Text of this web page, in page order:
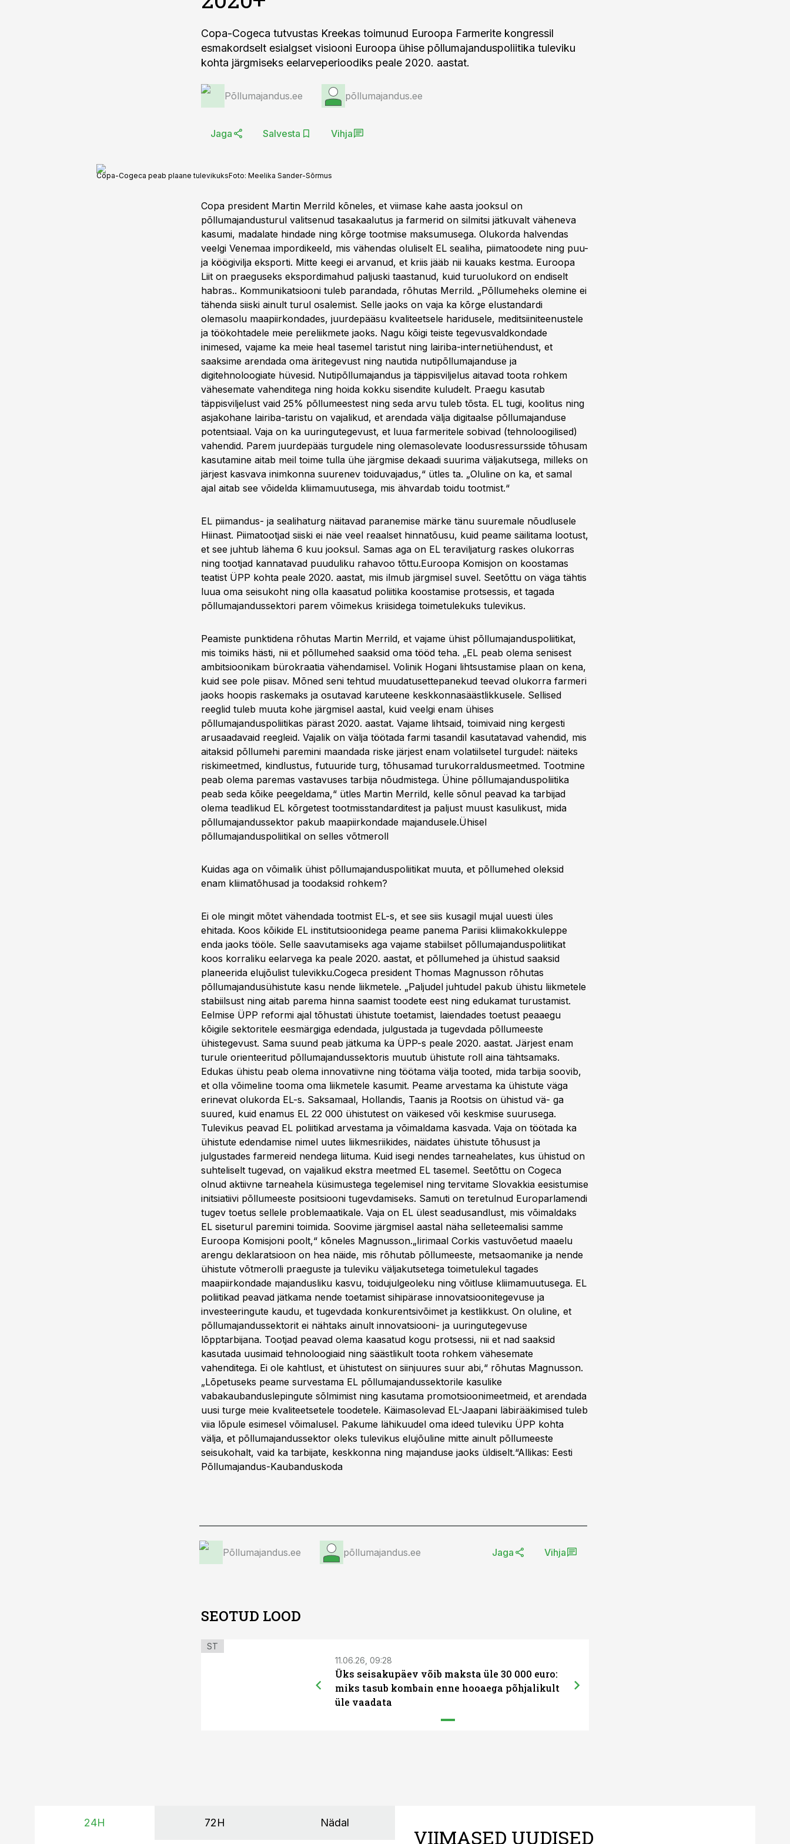
Copa-Cogeca tutvustas Kreekas toimunud Euroopa Farmerite kongressil
esmakordselt esialgset visiooni Euroopa ühise põllumajanduspoliitika tuleviku
kohta järgmiseks eelarveperioodiks peale 2020. aastat.
Põllumajandus.ee põllumajandus.ee
Jaga Salvesta Vihja
Copa-Cogeca peab plaane tulevikuksFoto: Meelika Sander-Sõrmus
Copa president Martin Merrild kõneles, et viimase kahe aasta jooksul on
põllumajandusturul valitsenud tasakaalutus ja farmerid on silmitsi jätkuvalt väheneva
kasumi, madalate hindade ning kõrge tootmise maksumusega. Olukorda halvendas
veelgi Venemaa impordikeeld, mis vähendas oluliselt EL sealiha, piimatoodete ning puu-
ja köögivilja eksporti. Mitte keegi ei arvanud, et kriis jääb nii kauaks kestma. Euroopa
Liit on praeguseks ekspordimahud paljuski taastanud, kuid turuolukord on endiselt
habras.. Kommunikatsiooni tuleb parandada, rõhutas Merrild. „Põllumeheks olemine ei
tähenda siiski ainult turul osalemist. Selle jaoks on vaja ka kõrge elustandardi
olemasolu maapiirkondades, juurdepääsu kvaliteetsele haridusele, meditsiiniteenustele
ja töökohtadele meie pereliikmete jaoks. Nagu kõigi teiste tegevusvaldkondade
inimesed, vajame ka meie heal tasemel taristut ning lairiba-internetiühendust, et
saaksime arendada oma äritegevust ning nautida nutipõllumajanduse ja
digitehnoloogiate hüvesid. Nutipõllumajandus ja täppisviljelus aitavad toota rohkem
vähesemate vahenditega ning hoida kokku sisendite kuludelt. Praegu kasutab
täppisviljelust vaid 25% põllumeestest ning seda arvu tuleb tõsta. EL tugi, koolitus ning
asjakohane lairiba-taristu on vajalikud, et arendada välja digitaalse põllumajanduse
potentsiaal. Vaja on ka uuringutegevust, et luua farmeritele sobivad (tehnoloogilised)
vahendid. Parem juurdepääs turgudele ning olemasolevate loodusressursside tõhusam
kasutamine aitab meil toime tulla ühe järgmise dekaadi suurima väljakutsega, milleks on
järjest kasvava inimkonna suurenev toiduvajadus,“ ütles ta. „Oluline on ka, et samal
ajal aitab see võidelda kliimamuutusega, mis ähvardab toidu tootmist.“
EL piimandus- ja sealihaturg näitavad paranemise märke tänu suuremale nõudlusele
Hiinast. Piimatootjad siiski ei näe veel reaalset hinnatõusu, kuid peame säilitama lootust,
et see juhtub lähema 6 kuu jooksul. Samas aga on EL teraviljaturg raskes olukorras
ning tootjad kannatavad puuduliku rahavoo tõttu.Euroopa Komisjon on koostamas
teatist ÜPP kohta peale 2020. aastat, mis ilmub järgmisel suvel. Seetõttu on väga tähtis
luua oma seisukoht ning olla kaasatud poliitika koostamise protsessis, et tagada
põllumajandussektori parem võimekus kriisidega toimetulekuks tulevikus.
Peamiste punktidena rõhutas Martin Merrild, et vajame ühist põllumajanduspoliitikat,
mis toimiks hästi, nii et põllumehed saaksid oma tööd teha. „EL peab olema senisest
ambitsioonikam bürokraatia vähendamisel. Volinik Hogani lihtsustamise plaan on kena,
kuid see pole piisav. Mõned seni tehtud muudatusettepanekud teevad olukorra farmeri
jaoks hoopis raskemaks ja osutavad karuteene keskkonnasäästlikkusele. Sellised
reeglid tuleb muuta kohe järgmisel aastal, kuid veelgi enam ühises
põllumajanduspoliitikas pärast 2020. aastat. Vajame lihtsaid, toimivaid ning kergesti
arusaadavaid reegleid. Vajalik on välja töötada farmi tasandil kasutatavad vahendid, mis
aitaksid põllumehi paremini maandada riske järjest enam volatiilsetel turgudel: näiteks
riskimeetmed, kindlustus, futuuride turg, tõhusamad turukorraldusmeetmed. Tootmine
peab olema paremas vastavuses tarbija nõudmistega. Ühine põllumajanduspoliitika
peab seda kõike peegeldama,“ ütles Martin Merrild, kelle sõnul peavad ka tarbijad
olema teadlikud EL kõrgetest tootmisstandarditest ja paljust muust kasulikust, mida
põllumajandussektor pakub maapiirkondade majandusele.Ühisel
põllumajanduspoliitikal on selles võtmeroll
Kuidas aga on võimalik ühist põllumajanduspoliitikat muuta, et põllumehed oleksid
enam kliimatõhusad ja toodaksid rohkem?
Ei ole mingit mõtet vähendada tootmist EL-s, et see siis kusagil mujal uuesti üles
ehitada. Koos kõikide EL institutsioonidega peame panema Pariisi kliimakokkuleppe
enda jaoks tööle. Selle saavutamiseks aga vajame stabiilset põllumajanduspoliitikat
koos korraliku eelarvega ka peale 2020. aastat, et põllumehed ja ühistud saaksid
planeerida elujõulist tulevikku.Cogeca president Thomas Magnusson rõhutas
põllumajandusühistute kasu nende liikmetele. „Paljudel juhtudel pakub ühistu liikmetele
stabiilsust ning aitab parema hinna saamist toodete eest ning edukamat turustamist.
Eelmise ÜPP reformi ajal tõhustati ühistute toetamist, laiendades toetust peaaegu
kõigile sektoritele eesmärgiga edendada, julgustada ja tugevdada põllumeeste
ühistegevust. Sama suund peab jätkuma ka ÜPP-s peale 2020. aastat. Järjest enam
turule orienteeritud põllumajandussektoris muutub ühistute roll aina tähtsamaks.
Edukas ühistu peab olema innovatiivne ning töötama välja tooted, mida tarbija soovib,
et olla võimeline tooma oma liikmetele kasumit. Peame arvestama ka ühistute väga
erinevat olukorda EL-s. Saksamaal, Hollandis, Taanis ja Rootsis on ühistud vä- ga
suured, kuid enamus EL 22 000 ühistutest on väikesed või keskmise suurusega.
Tulevikus peavad EL poliitikad arvestama ja võimaldama kasvada. Vaja on töötada ka
ühistute edendamise nimel uutes liikmesriikides, näidates ühistute tõhusust ja
julgustades farmereid nendega liituma. Kuid isegi nendes tarneahelates, kus ühistud on
suhteliselt tugevad, on vajalikud ekstra meetmed EL tasemel. Seetõttu on Cogeca
olnud aktiivne tarneahela küsimustega tegelemisel ning tervitame Slovakkia eesistumise
initsiatiivi põllumeeste positsiooni tugevdamiseks. Samuti on teretulnud Europarlamendi
tugev toetus sellele problemaatikale. Vaja on EL ülest seadusandlust, mis võimaldaks
EL siseturul paremini toimida. Soovime järgmisel aastal näha selleteemalisi samme
Euroopa Komisjoni poolt,“ kõneles Magnusson.„Iirimaal Corkis vastuvõetud maaelu
arengu deklaratsioon on hea näide, mis rõhutab põllumeeste, metsaomanike ja nende
ühistute võtmerolli praeguste ja tuleviku väljakutsetega toimetulekul tagades
maapiirkondade majandusliku kasvu, toidujulgeoleku ning võitluse kliimamuutusega. EL
poliitikad peavad jätkama nende toetamist sihipärase innovatsioonitegevuse ja
investeeringute kaudu, et tugevdada konkurentsivõimet ja kestlikkust. On oluline, et
põllumajandussektorit ei nähtaks ainult innovatsiooni- ja uuringutegevuse
lõpptarbijana. Tootjad peavad olema kaasatud kogu protsessi, nii et nad saaksid
kasutada uusimaid tehnoloogiaid ning säästlikult toota rohkem vähesemate
vahenditega. Ei ole kahtlust, et ühistutest on siinjuures suur abi,“ rõhutas Magnusson.
„Lõpetuseks peame survestama EL põllumajandussektorile kasulike
vabakaubanduslepingute sõlmimist ning kasutama promotsioonimeetmeid, et arendada
uusi turge meie kvaliteetsetele toodetele. Käimasolevad EL-Jaapani läbirääkimised tuleb
viia lõpule esimesel võimalusel. Pakume lähikuudel oma ideed tuleviku ÜPP kohta
välja, et põllumajandussektor oleks tulevikus elujõuline mitte ainult põllumeeste
seisukohalt, vaid ka tarbijate, keskkonna ning majanduse jaoks üldiselt.“Allikas: Eesti
Põllumajandus-Kaubanduskoda
Põllumajandus.ee põllumajandus.ee Jaga Vihja
SEOTUD LOOD
ST
11.06.26, 09:28
Üks seisakupäev võib maksta üle 30 000 euro:
miks tasub kombain enne hooaega põhjalikult
üle vaadata
24H 72H Nädal
VIIMASED UUDISED